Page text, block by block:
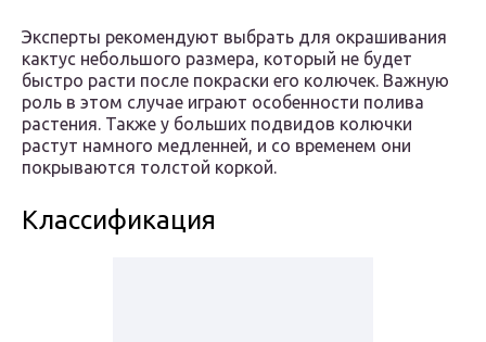
Эксперты рекомендуют выбрать для окрашивания
кактус небольшого размера, который не будет
быстро расти после покраски его колючек. Важную
роль в этом случае играют особенности полива
растения. Также у больших подвидов колючки
растут намного медленней, и со временем они
покрываются толстой коркой.
Классификация